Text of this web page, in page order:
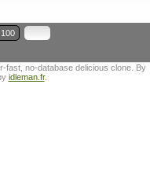
100
fast, no-database delicious clone. By
idleman.fr.